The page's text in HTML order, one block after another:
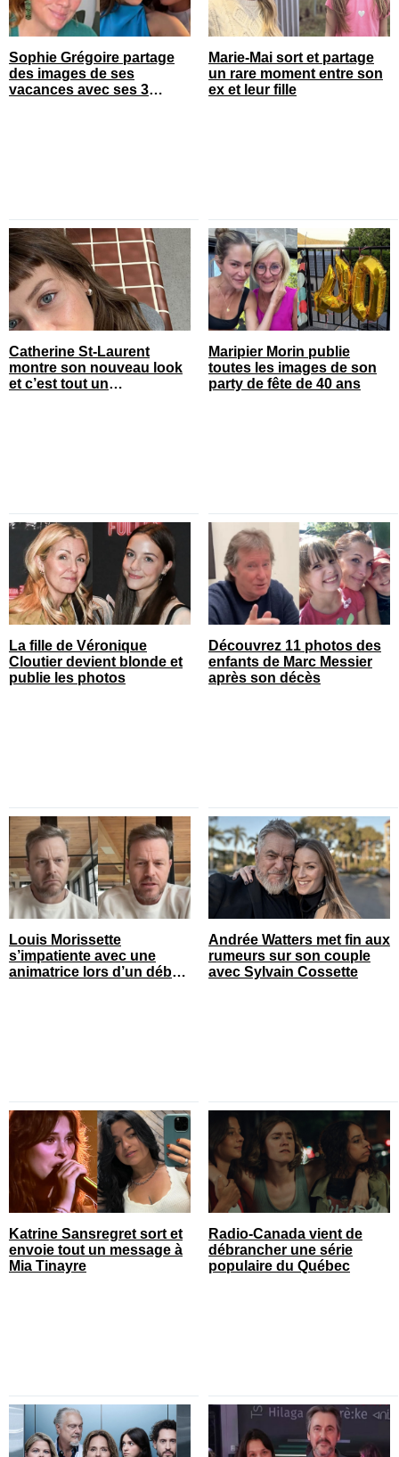
Sophie Grégoire partage
des images de ses
vacances avec ses 3
Marie-Mai sort et partage
un rare moment entre son
ex et leur fille
Catherine St-Laurent
montre son nouveau look
et c’est tout un
Maripier Morin publie
toutes les images de son
party de fête de 40 ans
La fille de Véronique
Cloutier devient blonde et
publie les photos
Découvrez 11 photos des
enfants de Marc Messier
après son décès
Louis Morissette
s’impatiente avec une
animatrice lors d’un débat
Andrée Watters met fin aux
rumeurs sur son couple
avec Sylvain Cossette
Katrine Sansregret sort et
envoie tout un message à
Mia Tinayre
Radio-Canada vient de
débrancher une série
populaire du Québec